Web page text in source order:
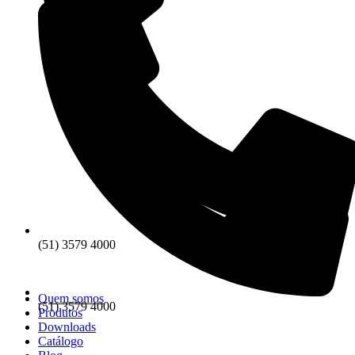
(51) 3579 4000
(51) 3579 4000
Quem somos
Produtos
Downloads
Catálogo